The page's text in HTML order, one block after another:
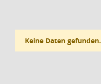
Keine Daten gefunden.